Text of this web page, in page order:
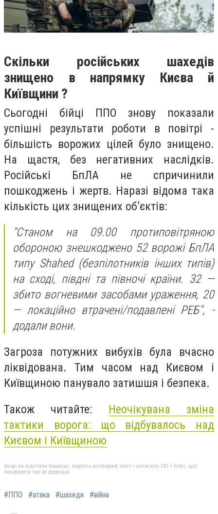
Скільки російських шахедів
знищено в напрямку Києва й
Київщини ?
Сьогодні бійці ППО знову показали
успішні результати роботи в повітрі -
більшість ворожих цілей було знищено.
На щастя, без негативних наслідків.
Російські БпЛА не спричинили
пошкоджень і жертв. Наразі відома така
кількість цих знищених об’єктів:
"Станом на 09.00 протиповітряною
обороною знешкоджено 52 ворожі БпЛА
типу Shahed (безпілотників інших типів)
на сході, півдні та півночі країни. 32 —
збито вогневими засобами ураження, 20
— локаційно втрачені/подавлені РЕБ", -
додали вони.
Загроза потужних вибухів була вчасно
ліквідована. Тим часом над Києвом і
Київщиною панувало затишшя і безпека.
Також читайте: Неочікувана зміна
тактики ворога: що відбувалось над
Києвом і Київщиною
Якщо ви помітили помилку, виділіть необхідний текст і натисніть Ctrl + Enter, щоб
повідомити про це редакцію
#ППО #атака #шахеди #війна